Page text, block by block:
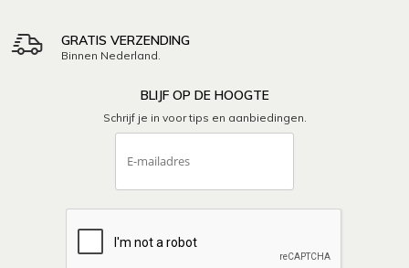
GRATIS VERZENDING
Binnen Nederland.
BLIJF OP DE HOOGTE
Schrijf je in voor tips en aanbiedingen.